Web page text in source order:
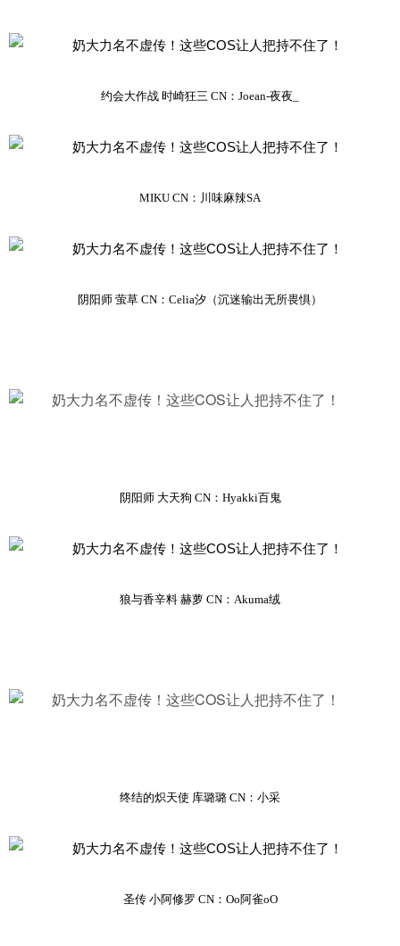
约会大作战 时崎狂三 CN：Joean-夜夜_
MIKU CN：川味麻辣SA
阴阳师 萤草 CN：Celia汐（沉迷输出无所畏惧）
阴阳师 大天狗 CN：Hyakki百鬼
狼与香辛料 赫萝 CN：Akuma绒
终结的炽天使 库璐璐 CN：小采
圣传 小阿修罗 CN：Oo阿雀oO